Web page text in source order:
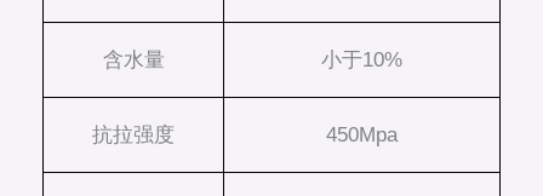
含水量 小于10%
抗拉强度 450Mpa